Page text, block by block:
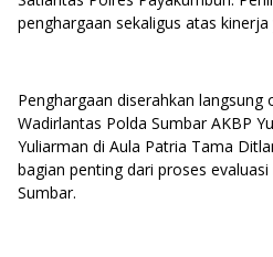
penghargaan sekaligus atas
Penghargaan diserahkan langsung
Wadirlantas Polda Sumbar AKBP
Yuliarman di Aula Patria Tama
bagian penting dari proses
Sumbar.